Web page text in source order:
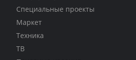
Специальные проекты
Маркет
Техника
ТВ